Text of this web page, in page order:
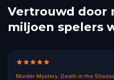
Vertrouwd door
miljoen spelers